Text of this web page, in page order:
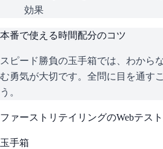
効果
本番で使える時間配分のコツ
スピード勝負の玉手箱では、わから
む勇気が大切です。全問に目を通す
う。
ファーストリテイリングのWebテス
玉手箱